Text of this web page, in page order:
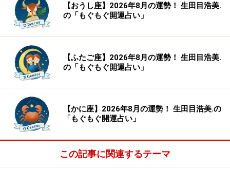
【おうし座】2026年8月の運勢！ 生田目浩美.
の「もぐもぐ開運占い」
【ふたご座】2026年8月の運勢！ 生田目浩美.
の「もぐもぐ開運占い」
【かに座】2026年8月の運勢！ 生田目浩美.の
「もぐもぐ開運占い」
この記事に関連するテーマ